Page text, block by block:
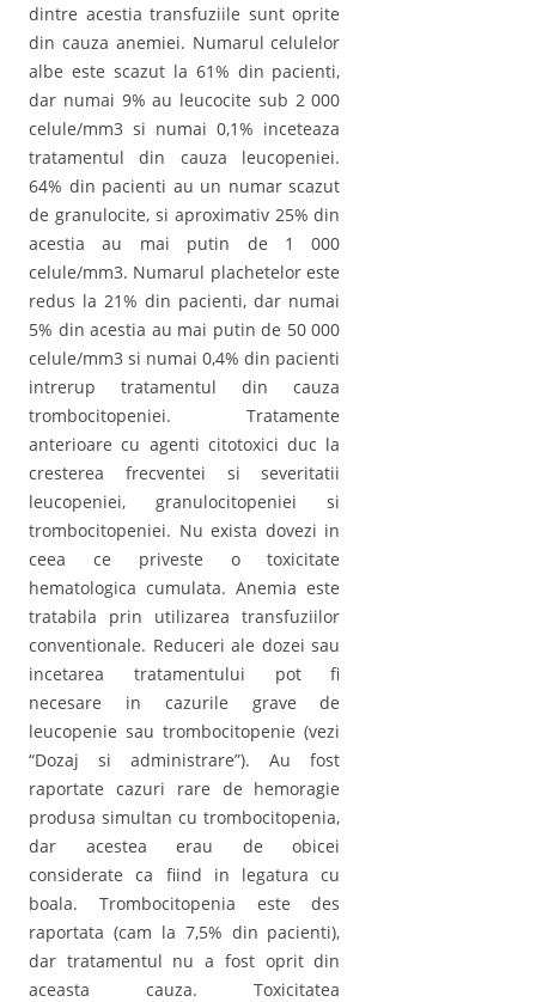
dintre acestia transfuziile sunt oprite
din cauza anemiei. Numarul celulelor
albe este scazut la 61% din pacienti,
dar numai 9% au leucocite sub 2 000
celule/mm3 si numai 0,1% inceteaza
tratamentul din cauza leucopeniei.
64% din pacienti au un numar scazut
de granulocite, si aproximativ 25% din
acestia au mai putin de 1 000
celule/mm3. Numarul plachetelor este
redus la 21% din pacienti, dar numai
5% din acestia au mai putin de 50 000
celule/mm3 si numai 0,4% din pacienti
intrerup tratamentul din cauza
trombocitopeniei. Tratamente
anterioare cu agenti citotoxici duc la
cresterea frecventei si severitatii
leucopeniei, granulocitopeniei si
trombocitopeniei. Nu exista dovezi in
ceea ce priveste o toxicitate
hematologica cumulata. Anemia este
tratabila prin utilizarea transfuziilor
conventionale. Reduceri ale dozei sau
incetarea tratamentului pot fi
necesare in cazurile grave de
leucopenie sau trombocitopenie (vezi
“Dozaj si administrare”). Au fost
raportate cazuri rare de hemoragie
produsa simultan cu trombocitopenia,
dar acestea erau de obicei
considerate ca fiind in legatura cu
boala. Trombocitopenia este des
raportata (cam la 7,5% din pacienti),
dar tratamentul nu a fost oprit din
aceasta cauza. Toxicitatea